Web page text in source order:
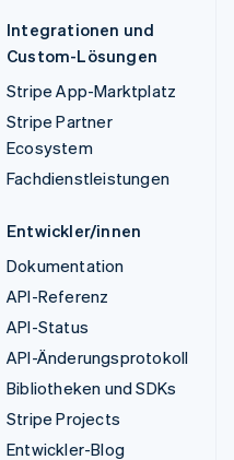
Integrationen und
Custom-Lösungen
Stripe App-Marktplatz
Stripe Partner
Ecosystem
Fachdienstleistungen
Entwickler/innen
Dokumentation
API-Referenz
API-Status
API-Änderungsprotokoll
Bibliotheken und SDKs
Stripe Projects
Entwickler-Blog